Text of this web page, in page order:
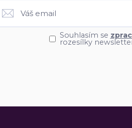
Souhlasím se
rozesílky